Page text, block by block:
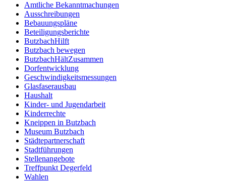
Amtliche Bekanntmachungen
Ausschreibungen
Bebauungspläne
Beteiligungsberichte
ButzbachHilft
Butzbach bewegen
ButzbachHältZusammen
Dorfentwicklung
Geschwindigkeitsmessungen
Glasfaserausbau
Haushalt
Kinder- und Jugendarbeit
Kinderrechte
Kneippen in Butzbach
Museum Butzbach
Städtepartnerschaft
Stadtführungen
Stellenangebote
Treffpunkt Degerfeld
Wahlen